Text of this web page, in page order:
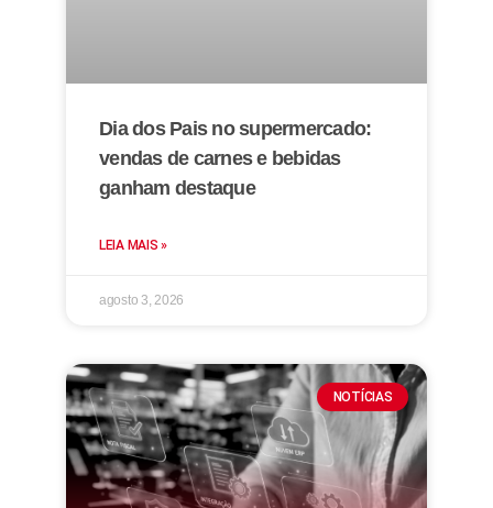
Dia dos Pais no supermercado:
vendas de carnes e bebidas
ganham destaque
LEIA MAIS »
agosto 3, 2026
NOTÍCIAS